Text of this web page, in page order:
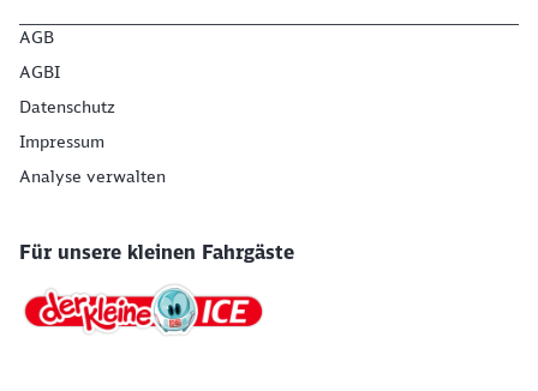
AGB
AGBI
Datenschutz
Impressum
Analyse verwalten
Für unsere kleinen Fahrgäste